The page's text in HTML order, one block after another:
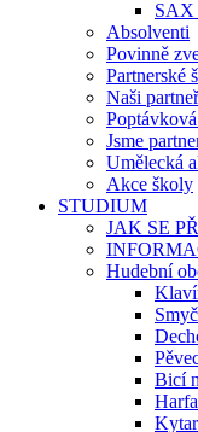
Absolventi
Povinně
Partnerské
Naši
Jsme
Umělecká
Akce školy
STUDIUM
JAK SE
Hudební
Bicí
Harfa